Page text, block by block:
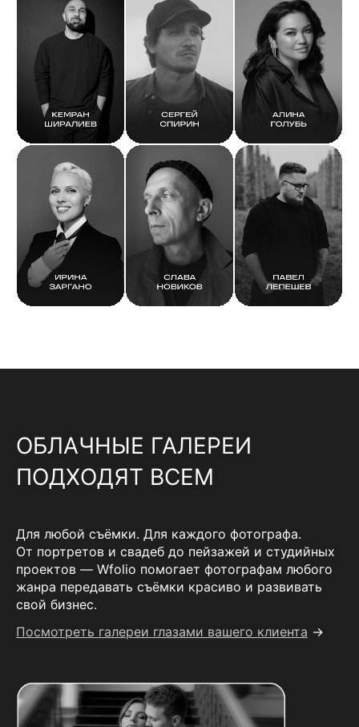
ОБЛАЧНЫЕ ГАЛЕРЕИ
ПОДХОДЯТ ВСЕМ
Для любой съёмки. Для каждого фотографа.
От портретов и свадеб до пейзажей и студийных
проектов — Wfolio помогает фотографам любого
жанра передавать съёмки красиво и развивать
свой бизнес.
Посмотреть галереи глазами вашего клиента →